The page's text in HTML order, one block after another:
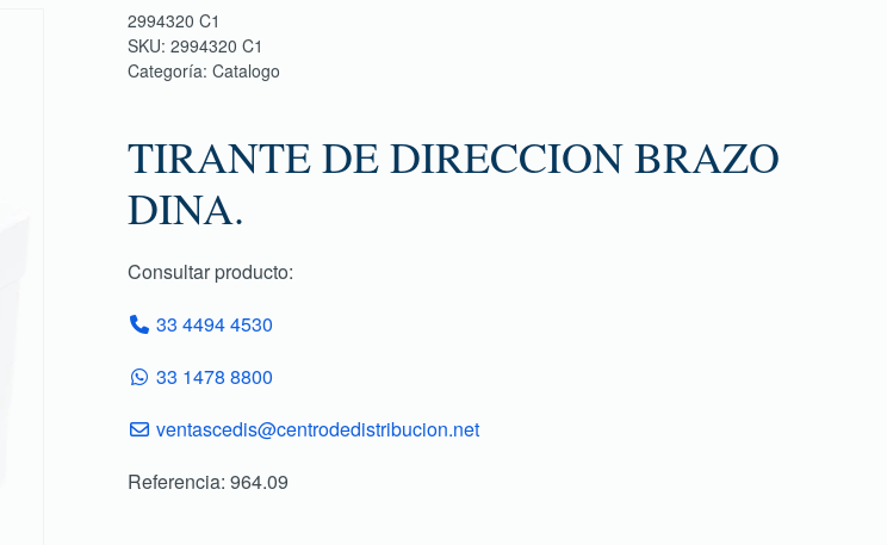
2994320 C1
SKU: 2994320 C1
Categoría: Catalogo
TIRANTE DE DIRECCION BRAZO
DINA.
Consultar producto:
33 4494 4530
33 1478 8800
ventascedis@centrodedistribucion.net
Referencia: 964.09